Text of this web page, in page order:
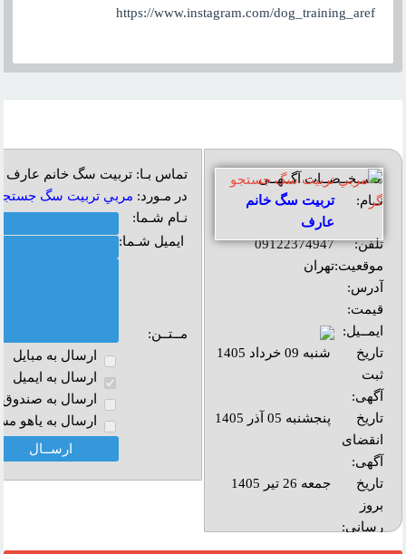
https://www.instagram.com/dog_training_aref
مشــخــصــات آگــهــی
نــام:
تربیت سگ خانم
عارف
تلفن:
09122374947
موقعیت:تهران
آدرس:
قیمت:
ایمــیل:
تاریخ
ثبت
آگهی:
شنبه 09 خرداد 1405
تاریخ
انقضای
آگهی:
پنجشنبه 05 آذر 1405
تاريخ
بروز
رساني:
جمعه 26 تیر 1405
تماس بـا: تربیت سگ خانم عارف
در مـورد: مربي تربيت سگ
نـام شـما:
ایمیل شـما:
مــتــن:
ارسال به مبايل
ارسال به ايميل
ارسال به صندوق
ارسال به ياهو